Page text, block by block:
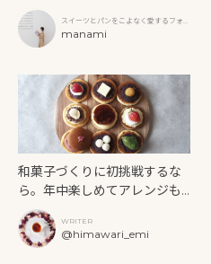
（ティー＆トリーツ）」で味
わう英国の午後スイーツとパンをこよなく愛するフォト
グラファー
manami
和菓子づくりに初挑戦するな
ら。年中楽しめてアレンジも
たくさん「どらやき」レシ
ピ。
WRITER
@himawari_emi